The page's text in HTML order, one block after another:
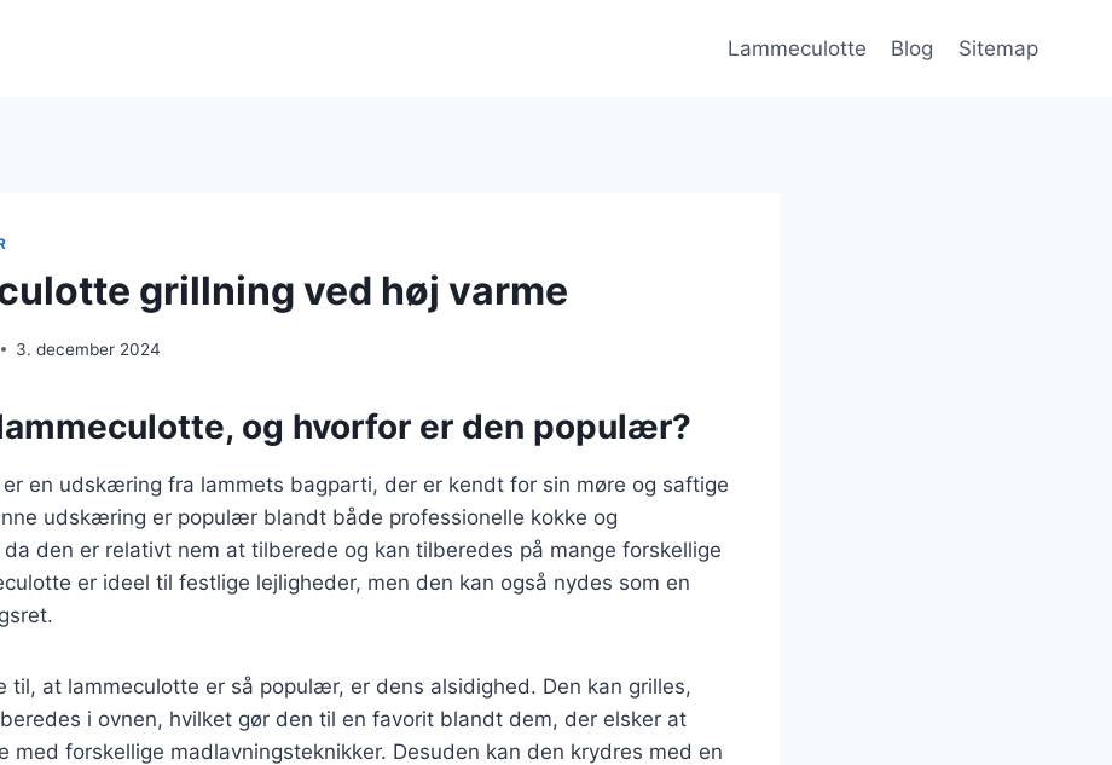
Lammeculotte Blog Sitemap
grillning ved høj varme
3. december 2024
og hvorfor er den populær?
en udskæring fra lammets bagparti, der er kendt for sin møre og saftige
udskæring er populær blandt både professionelle kokke og
da den er relativt nem at tilberede og kan tilberedes på mange forskellige
er ideel til festlige lejligheder, men den kan også nydes som en
til, at lammeculotte er så populær, er dens alsidighed. Den kan grilles,
i ovnen, hvilket gør den til en favorit blandt dem, der elsker at
med forskellige madlavningsteknikker. Desuden kan den krydres med en